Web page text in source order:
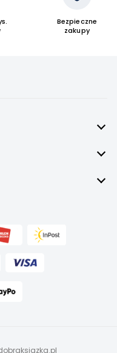
Bezpieczne
zakupy